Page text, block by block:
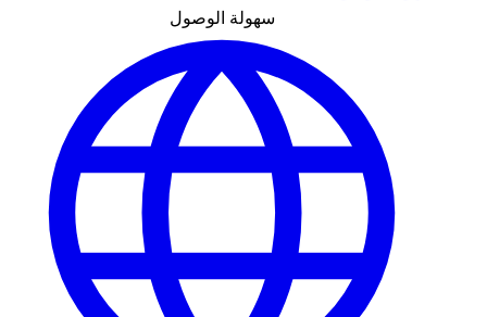
سهولة الوصول